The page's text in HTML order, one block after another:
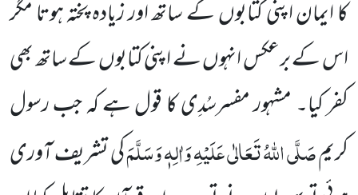
کا ایمان اپنی کتابوں کے ساتھ اور زیادہ پختہ ہوتا مگر
اس کے برعکس انہوں نے اپنی کتابوں کے ساتھ بھی
کفر کیا۔ مشہور مفسرسُدِی کا قول ہے کہ جب رسول
کریمصَلَّی اللہُ تَعَالٰی عَلَیْہِ وَاٰلِہٖ وَسَلَّمَکی تشریف آوری